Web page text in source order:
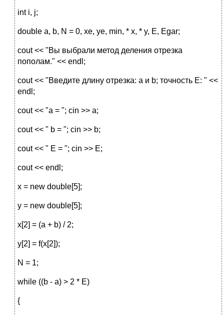
int i, j;
double a, b, N = 0, xe, ye, min, * x, * y, E, Egar;
cout << "Вы выбрали метод деления отрезка
пополам." << endl;
cout << "Введите длину отрезка: а и b; точность E: " <<
endl;
cout << "a = "; cin >> a;
cout << " b = "; cin >> b;
cout << " E = "; cin >> E;
cout << endl;
x = new double[5];
y = new double[5];
x[2] = (a + b) / 2;
y[2] = f(x[2]);
N = 1;
while ((b - a) > 2 * E)
{